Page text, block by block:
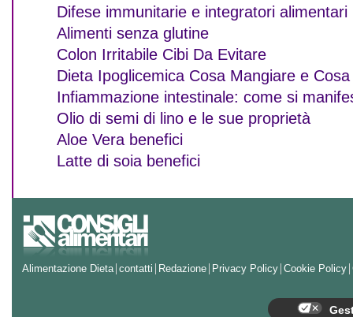
Difese immunitarie e integratori alimentari
Alimenti senza glutine
Colon Irritabile Cibi Da Evitare
Dieta Ipoglicemica Cosa Mangiare e
Infiammazione intestinale: come si
Olio di semi di lino e le sue proprietà
Aloe Vera benefici
Latte di soia benefici
Alimentazione Dieta contatti Redazione Privacy Policy Cookie Policy